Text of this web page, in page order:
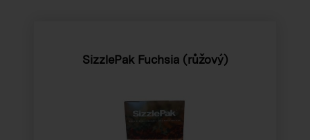
SizzlePak Fuchsia (růžový)